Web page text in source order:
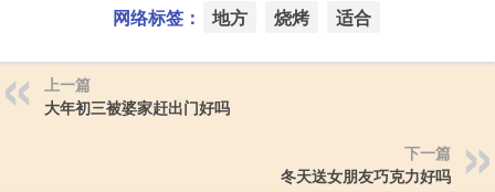
网络标签： 地方 烧烤 适合
上一篇
大年初三被婆家赶出门好吗
下一篇
冬天送女朋友巧克力好吗